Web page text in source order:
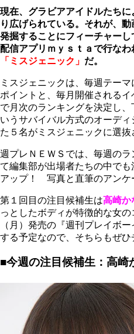
現在、グラビアアイドルたち
り広げられている。それが、
発掘することにフィーチャー
配信アプリｍｙｓｔａで行な
「ミスジェニック」 だ。
ミスジェニックは、毎週テー
ポイントと、毎月開催される
で月次のランキングを決定し
いうサバイバル方式のオーデ
た５名がミスジェニックに選抜
週プレＮＥＷＳでは、毎週の
て編集部が出場者たちの中で
アップ！ 写真と直筆のアンケ
第１回目の注目候補生は高崎か
っとしたボディが特徴的な女
（月）発売の『週刊プレイボ
する予定なので、そちらもぜひ
■今週の注目候補生：高崎